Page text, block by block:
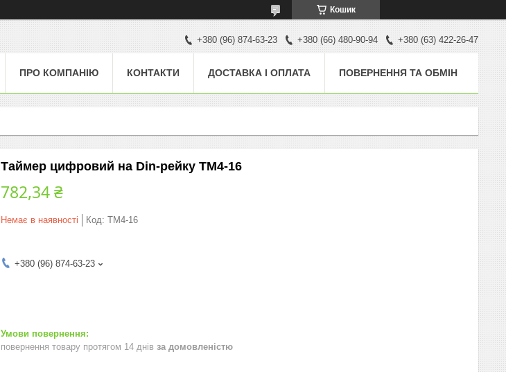
Кошик
+380 (96) 874-63-23 +380 (66) 480-90-94 +380 (63) 422-26-47
ПРО КОМПАНІЮ КОНТАКТИ ДОСТАВКА І ОПЛАТА ПОВЕРНЕННЯ ТА ОБМІН
Таймер цифровий на Din-рейку ТМ4-16
782,34 ₴
Немає в наявності Код: ТМ4-16
+380 (96) 874-63-23
повернення товару протягом 14 днів за домовленістю